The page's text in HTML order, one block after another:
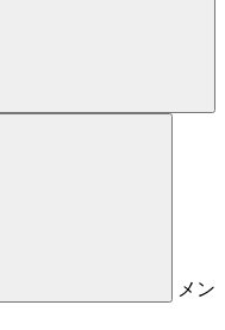
メン